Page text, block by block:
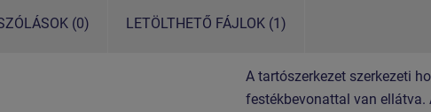
(0) LETÖLTHETŐ FÁJLOK (1)
A tartószerkezet szerkezeti
festékbevonattal van ellátva.